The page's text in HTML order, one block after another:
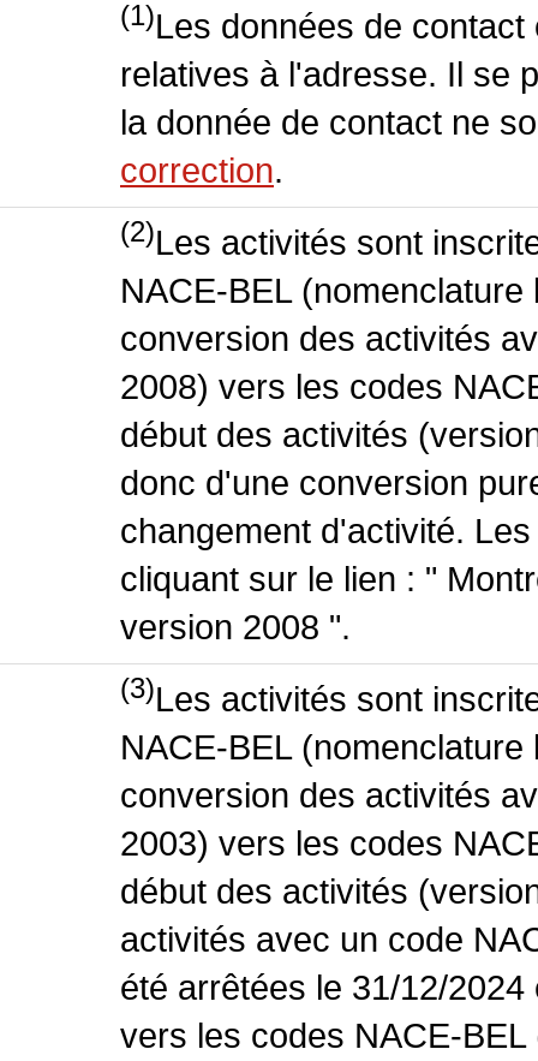
(1)Les données de
relatives à l'adresse. Il se
la donnée de contact ne
correction.
(2)Les activités sont
NACE-BEL
conversion des activités
2008) vers les codes
début des activités
donc d'une conversion
changement d'activité.
cliquant sur le lien : "
version 2008 ".
(3)Les activités sont
NACE-BEL
conversion des activités
2003) vers les codes
début des activités
activités avec un code
été arrêtées le 31/12/
vers les codes NACE-